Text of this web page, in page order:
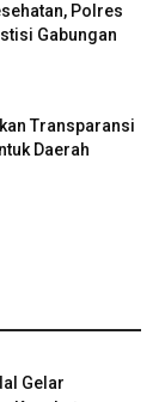
Polres
Gabungan
Transparansi
Daerah
Gelar